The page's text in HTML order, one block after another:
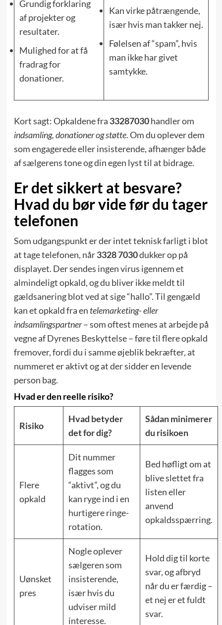
Grundig forklaring
af projekter og
resultater.
Mulighed for at få
fradrag for
donationer.
Kan virke påtrængende,
især hvis man takker nej.
Følelsen af “spam”, hvis
man ikke har givet
samtykke.
Kort sagt: Opkaldene fra 33287030handler om
indsamling, donationer og støtte. Om du oplever dem
som engagerede eller insisterende, afhænger både
af sælgerens tone og din egen lyst til at bidrage.
Er det sikkert at besvare?
Hvad du bør vide før du tager
telefonen
Som udgangspunkt er der intet teknisk farligt i blot
at tage telefonen, når3328 7030dukker op på
displayet. Der sendes ingen virus igennem et
almindeligt opkald, og du bliver ikke meldt til
gældsanering blot ved at sige “hallo”. Til gengæld
kan et opkald fra en telemarketing- eller
indsamlingspartner– som oftest menes at arbejde på
vegne af Dyrenes Beskyttelse – føre til flere opkald
fremover, fordi du i samme øjeblik bekræfter, at
nummeret er aktivt og at der sidder en levende
person bag.
Hvad er den reelle risiko?
Risiko
Hvad betyder
det for dig?
Sådan minimerer
du risikoen
Flere
opkald
Dit nummer
flagges som
“aktivt”, og du
kan ryge ind i en
hurtigere ringe-
rotation.
Bed høfligt om at
blive slettet fra
listen eller
anvend
opkaldsspærring.
Uønsket
pres
Nogle oplever
sælgeren som
insisterende,
især hvis du
udviser mild
interesse.
Hold dig til korte
svar, og afbryd
når du er færdig –
et nej er et fuldt
svar.